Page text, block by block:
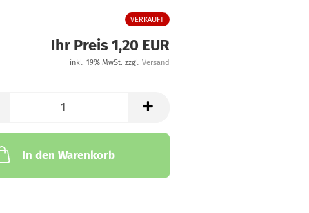
VERKAUFT
Ihr Preis 1,20 EUR
inkl. 19% MwSt. zzgl. Versand
In den Warenkorb